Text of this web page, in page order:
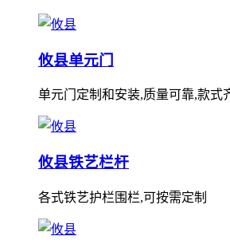
攸县单元门
单元门定制和安装,质量可靠,款式
攸县铁艺栏杆
各式铁艺护栏围栏,可按需定制